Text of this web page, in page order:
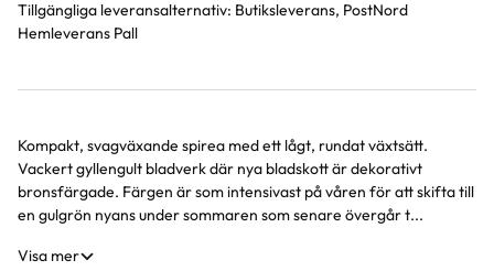
Tillgängliga leveransalternativ: Butiksleverans, PostNord
Hemleverans Pall
Produktinformation
Kompakt, svagväxande spirea med ett lågt, rundat växtsätt.
Vackert gyllengult bladverk där nya bladskott är dekorativt
bronsfärgade. Färgen är som intensivast på våren för att skifta till
en gulgrön nyans under sommaren som senare övergår t...
Visa mer